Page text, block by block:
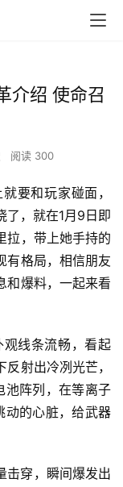
介绍 使命召
阅读 300
要和玩家碰面，
了，就在1月9日即
拉，带上她手持的
有格局，相信朋友
和爆料，一起来看
观线条流畅，看起
射出冷冽光芒，
池阵列，在等离子
动的心脏，给武器
击穿，瞬间爆发出